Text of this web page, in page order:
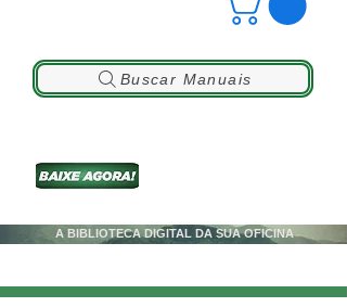
A BIBLIOTECA DIGITAL DA SUA OFICINA
Buscar Manuais